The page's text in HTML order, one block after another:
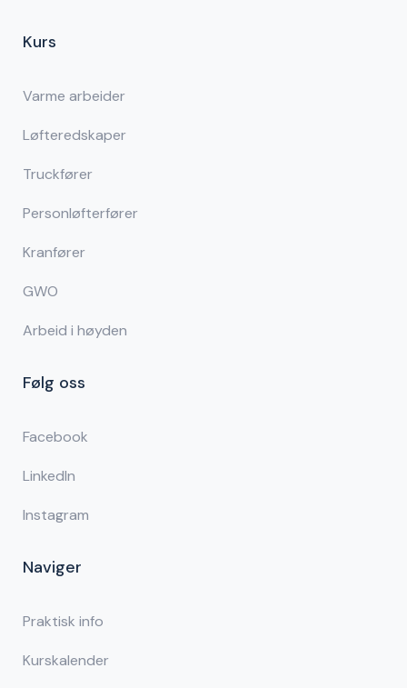
Naviger
Praktisk info
Kurskalender
Følg oss
Facebook
LinkedIn
Instagram
Kurs
Varme arbeider
Løfteredskaper
Truckfører
Personløfterfører
Kranfører
GWO
Arbeid i høyden